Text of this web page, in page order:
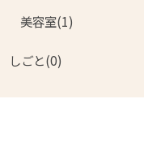
美容室(1)
しごと(0)